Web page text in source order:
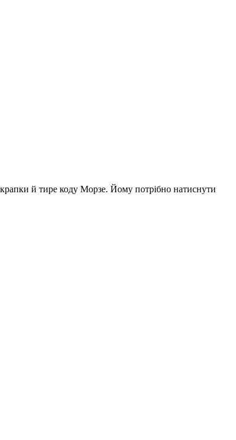
й тире коду Морзе. Йому потрібно натиснути